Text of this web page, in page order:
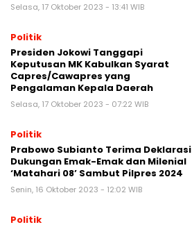
Selasa, 17 Oktober 2023 - 13:41 WIB
Politik
Presiden Jokowi Tanggapi
Keputusan MK Kabulkan Syarat
Capres/Cawapres yang
Pengalaman Kepala Daerah
Selasa, 17 Oktober 2023 - 07:22 WIB
Politik
Prabowo Subianto Terima Deklarasi
Dukungan Emak-Emak dan Milenial
‘Matahari 08’ Sambut Pilpres 2024
Senin, 16 Oktober 2023 - 12:02 WIB
Politik